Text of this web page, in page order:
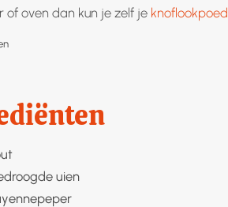
of oven dan kun je zelf je
uien